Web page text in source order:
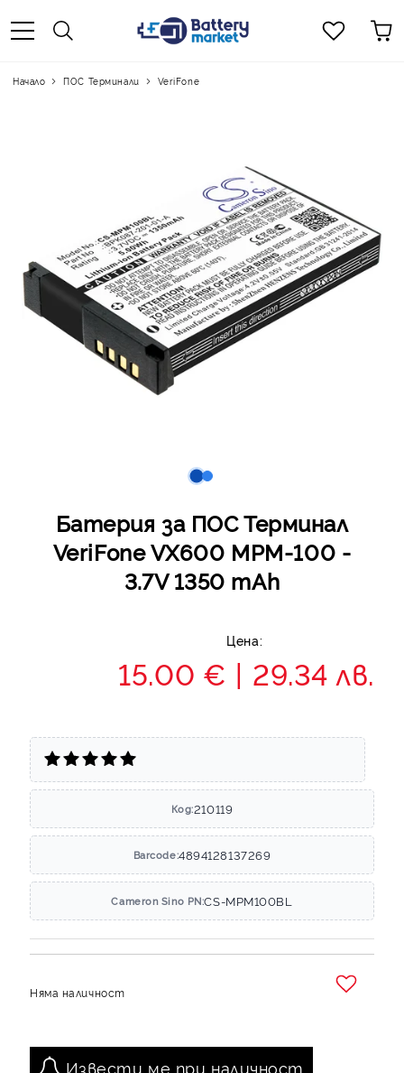
Начало ПОС Терминали VeriFone
Батерия за ПОС Терминал
VeriFone VX600 MPM-100 -
3.7V 1350 mAh
Цена:
15.00 € 29.34 лв.
Код:210119
Barcode:4894128137269
Cameron Sino PN:CS-MPM100BL
Няма наличност
Извести ме при наличност